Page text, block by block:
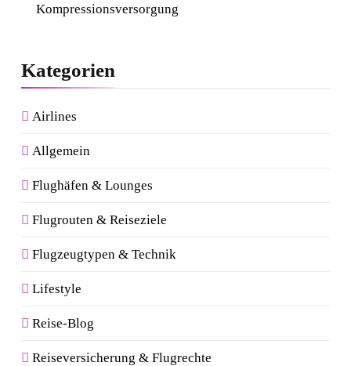
Kompressionsversorgung
Kategorien
Airlines
Allgemein
Flughäfen & Lounges
Flugrouten & Reiseziele
Flugzeugtypen & Technik
Lifestyle
Reise-Blog
Reiseversicherung & Flugrechte